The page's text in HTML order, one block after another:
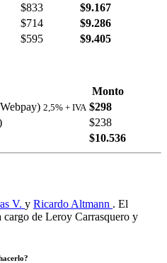
$833
$9.167
$714
$9.286
$595 $9.405
Monto
2,5% + IVA $298
$238
$10.536
V. y Ricardo Altmann . El
cargo de Leroy Carrasquero y